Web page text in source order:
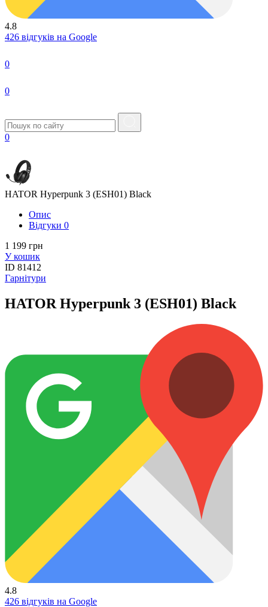
4.8
426 відгуків на Google
0
0
0
HATOR Hyperpunk 3 (ESH01) Black
Опис
Вiдгуки 0
1 199 грн
У кошик
ID 81412
Гарнітури
HATOR Hyperpunk 3 (ESH01) Black
4.8
426 відгуків на Google